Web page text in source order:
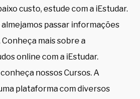
custo, estude com a iEstudar.
passar informações
mais sobre a
online com a iEstudar.
nossos Cursos. A
plataforma com diversos